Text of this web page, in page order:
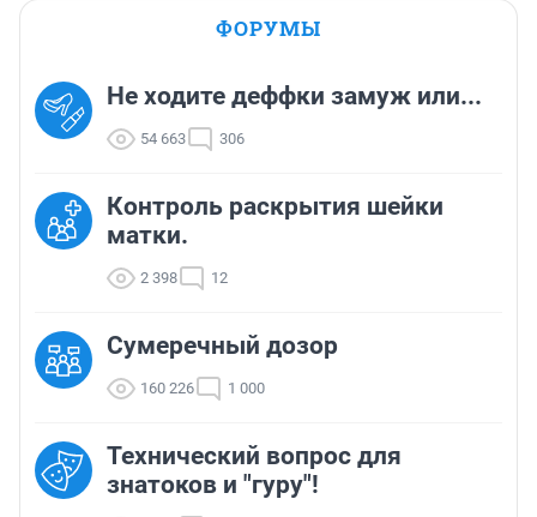
ФОРУМЫ
Не ходите деффки замуж или...
54 663 306
Контроль раскрытия шейки
матки.
2 398 12
Сумеречный дозор
160 226 1 000
Технический вопрос для
знатоков и "гуру"!